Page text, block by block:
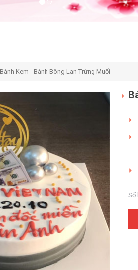
Bánh Kem - Bánh Bông Lan Trứng Muối
Số